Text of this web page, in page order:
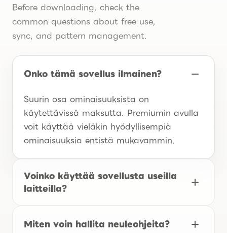
Before downloading, check the
common questions about free use,
sync, and pattern management.
Onko tämä sovellus ilmainen?
Suurin osa ominaisuuksista on
käytettävissä maksutta. Premiumin avulla
voit käyttää vieläkin hyödyllisempiä
ominaisuuksia entistä mukavammin.
Voinko käyttää sovellusta useilla
laitteilla?
Miten voin hallita neuleohjeita?